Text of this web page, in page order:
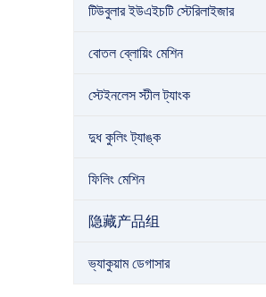
টিউবুলার ইউএইচটি স্টেরিলাইজার
বোতল ব্লোয়িং মেশিন
স্টেইনলেস স্টীল ট্যাংক
দুধ কুলিং ট্যাঙ্ক
ফিলিং মেশিন
隐藏产品组
ভ্যাকুয়াম ডেগাসার